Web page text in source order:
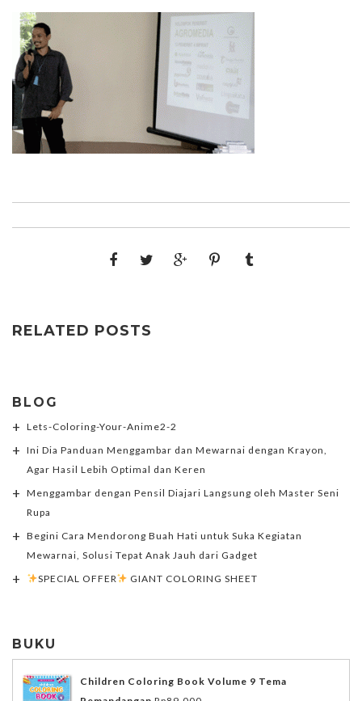
RELATED POSTS
BLOG
Lets-Coloring-Your-Anime2-2
Ini Dia Panduan Menggambar dan Mewarnai dengan Krayon,
Agar Hasil Lebih Optimal dan Keren
Menggambar dengan Pensil Diajari Langsung oleh Master Seni
Rupa
Begini Cara Mendorong Buah Hati untuk Suka Kegiatan
Mewarnai, Solusi Tepat Anak Jauh dari Gadget
SPECIAL OFFER
GIANT COLORING SHEET
BUKU
Children Coloring Book Volume 9 Tema